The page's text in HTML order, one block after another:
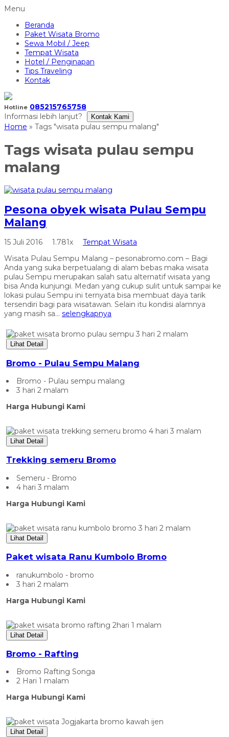
Menu
Beranda
Paket Wisata Bromo
Sewa Mobil / Jeep
Tempat Wisata
Hotel / Penginapan
Tips Traveling
Kontak
Hotline 085215765758
Informasi lebih lanjut?
Kontak Kami
Home » Tags "wisata pulau sempu malang"
Tags wisata pulau sempu
malang
Pesona obyek wisata Pulau Sempu
Malang
15 Juli 2016 1.781x
Tempat Wisata
Wisata Pulau Sempu Malang – pesonabromo.com – Bagi
Anda yang suka berpetualang di alam bebas maka wisata
pulau Sempu merupakan salah satu alternatif wisata yang
bisa Anda kunjungi. Medan yang cukup sulit untuk sampai ke
lokasi pulau Sempu ini ternyata bisa membuat daya tarik
tersendiri bagi para wisatawan. Selain itu kondisi alamnya
yang masih sa... selengkapnya
Lihat Detail
Bromo - Pulau Sempu Malang
Bromo - Pulau sempu malang
3 hari 2 malam
Harga Hubungi Kami
Lihat Detail
Trekking semeru Bromo
Semeru - Bromo
4 hari 3 malam
Harga Hubungi Kami
Lihat Detail
Paket wisata Ranu Kumbolo Bromo
ranukumbolo - bromo
3 hari 2 malam
Harga Hubungi Kami
Lihat Detail
Bromo - Rafting
Bromo Rafting Songa
2 Hari 1 malam
Harga Hubungi Kami
Lihat Detail